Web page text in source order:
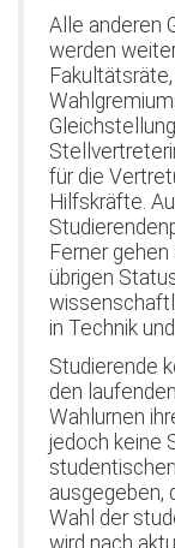
Alle anderen
werden
für die
Hilfskräfte.
Ferner
übrigen
in Technik
Studierende
den
Wahlurnen
jedoch keine
ausgegeben,
Wahl der
wird nach